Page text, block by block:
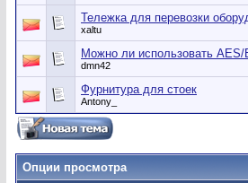
Тележка для перевозки
xaltu
Можно ли использовать
dmn42
Фурнитура для стоек
Antony_
Опции просмотра